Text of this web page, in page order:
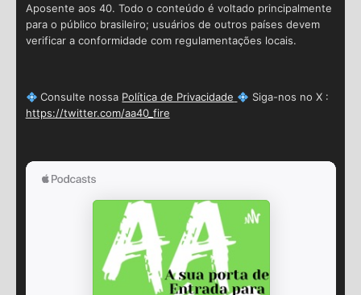
Aposente aos 40. Todo o conteúdo é voltado principalmente
para o público brasileiro; usuários de outros países devem
verificar a conformidade com regulamentações locais.
Consulte nossa Política de Privacidade
Siga-nos no X :
https://twitter.com/aa40_fire